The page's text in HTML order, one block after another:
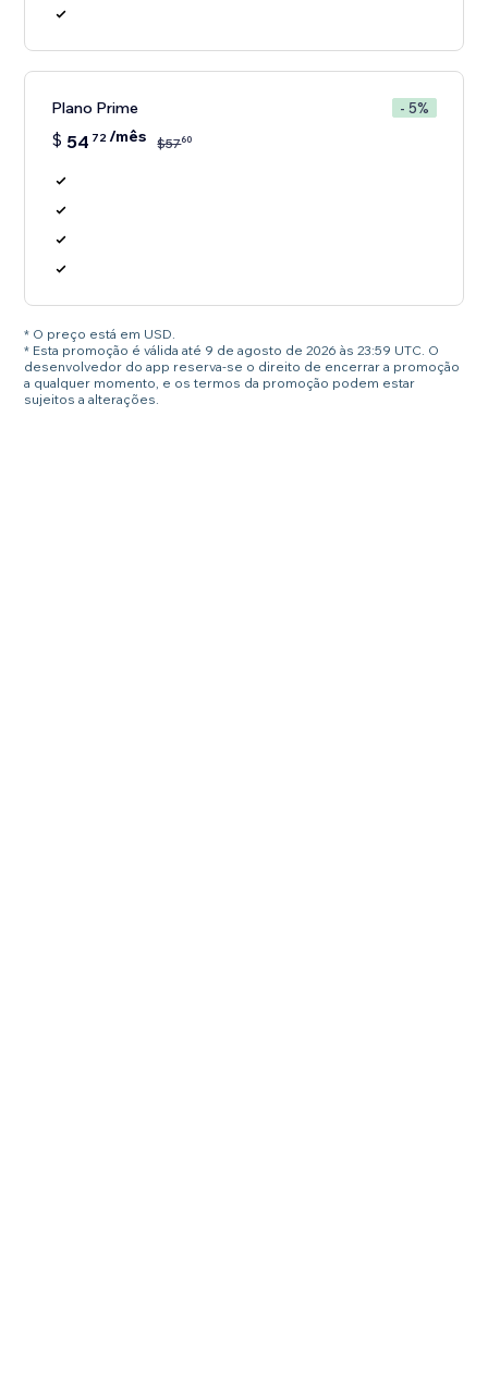
Plano Prime - 5%
$ 54 72/mês $5760
* O preço está em USD.
* Esta promoção é válida até 9 de agosto de 2026 às 23:59 UTC. O
desenvolvedor do app reserva-se o direito de encerrar a promoção
a qualquer momento, e os termos da promoção podem estar
sujeitos a alterações.